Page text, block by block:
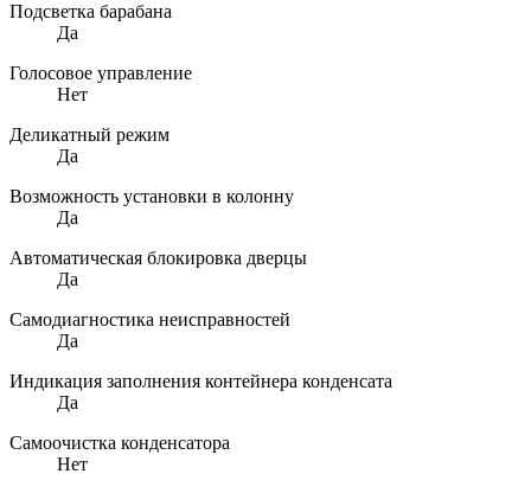
Подсветка барабана
Да
Голосовое управление
Нет
Деликатный режим
Да
Возможность установки в колонну
Да
Автоматическая блокировка дверцы
Да
Самодиагностика неисправностей
Да
Индикация заполнения контейнера конденсата
Да
Самоочистка конденсатора
Нет